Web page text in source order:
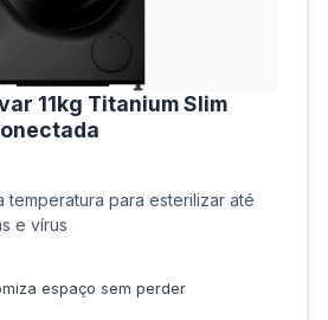
11kg Titanium Slim
temperatura para esterilizar até
e vírus
espaço sem perder